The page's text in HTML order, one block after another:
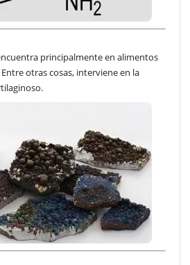
principalmente en alimentos
otras cosas, interviene en la